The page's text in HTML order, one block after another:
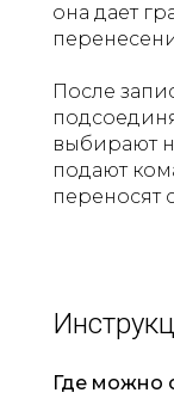
она дает
После
выбирают
подают
переносят
Где можно